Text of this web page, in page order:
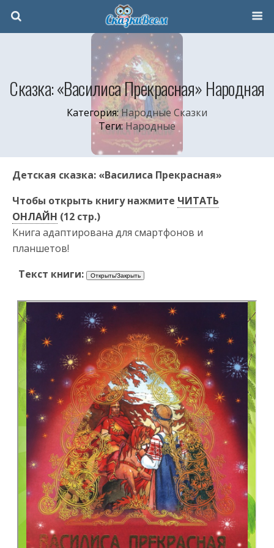
Сказка: «Василиса Прекрасная» Народная
Категория:Народные Сказки
Теги:Народные
Детская сказка: «Василиса Прекрасная»
Чтобы открыть книгу нажмите ЧИТАТЬ
ОНЛАЙН (12 стр.)
Книга адаптирована для смартфонов и
планшетов!
Текст книги: